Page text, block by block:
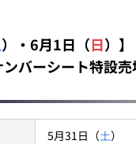
）・6月1日（日）
バーシート特設
5月31日（土）